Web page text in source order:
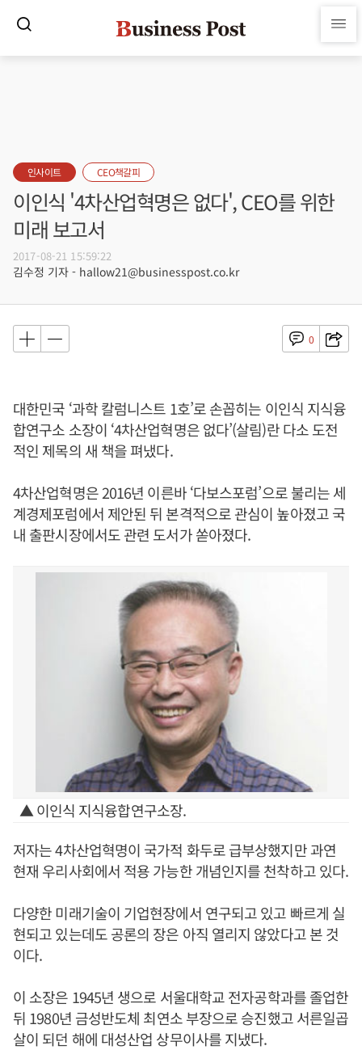
인사이트 CEO책갈피
이인식 '4차산업혁명은 없다', CEO를 위한
미래 보고서
2017-08-21 15:59:22
김수정 기자 - hallow21@businesspost.co.kr
0
대한민국 ‘과학 칼럼니스트 1호’로 손꼽히는 이인식 지식융
합연구소 소장이 ‘4차산업혁명은 없다’(살림)란 다소 도전
적인 제목의 새 책을 펴냈다.
4차산업혁명은 2016년 이른바 ‘다보스포럼’으로 불리는 세
계경제포럼에서 제안된 뒤 본격적으로 관심이 높아졌고 국
내 출판시장에서도 관련 도서가 쏟아졌다.
▲ 이인식 지식융합연구소장.
저자는 4차산업혁명이 국가적 화두로 급부상했지만 과연
현재 우리사회에서 적용 가능한 개념인지를 천착하고 있다.
다양한 미래기술이 기업현장에서 연구되고 있고 빠르게 실
현되고 있는데도 공론의 장은 아직 열리지 않았다고 본 것
이다.
이 소장은 1945년 생으로 서울대학교 전자공학과를 졸업한
뒤 1980년 금성반도체 최연소 부장으로 승진했고 서른일곱
살이 되던 해에 대성산업 상무이사를 지냈다.